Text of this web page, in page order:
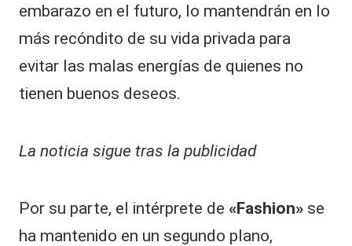
embarazo en el futuro, lo mantendrán en lo
más recóndito de su vida privada para
evitar las malas energías de quienes no
tienen buenos deseos.
La noticia sigue tras la publicidad
Por su parte, el intérprete de «Fashion» se
ha mantenido en un segundo plano,